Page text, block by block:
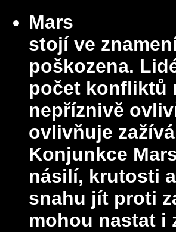
Mars
stojí ve
poškozena.
počet konfliktů
nepříznivě
ovlivňuje
Konjunkce
násilí, krutosti
snahu jít proti
mohou nastat i